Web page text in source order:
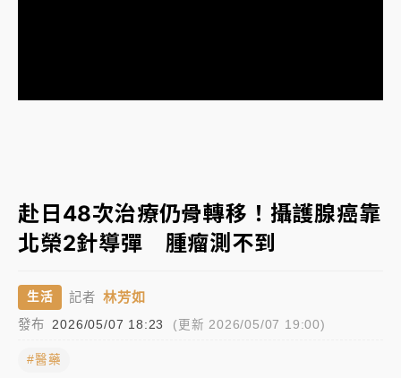
雨熱區曝
旅局回應了
中信慈善基金會想增加董事人數！辜仲諒向法院聲請遭
故宮《龍藏經》特展第2檔！今線上預約開賣一度塞車
周六起展出延長至晚上7時
台東農業處長涉圖利渡假村！東檢抗告成功 今重開羈
赴日48次治療仍骨轉移！攝護腺癌靠
北榮2針導彈 腫瘤測不到
生活 記者 林芳如
發布 2026/05/07 18:23 (更新 2026/05/07 19:00)
#醫藥